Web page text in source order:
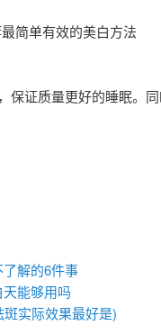
简单有效的美白方法
保证质量更好的睡眠。
解的6件事
能够用吗
实际效果最好是)